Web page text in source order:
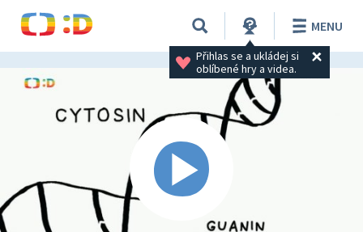
Přihlas se a ukládej si
oblíbené hry a videa.
MENU